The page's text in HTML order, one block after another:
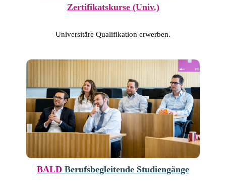
Zertifikatskurse (Univ.)
Universitäre Qualifikation erwerben.
BALD Berufsbegleitende Studiengänge